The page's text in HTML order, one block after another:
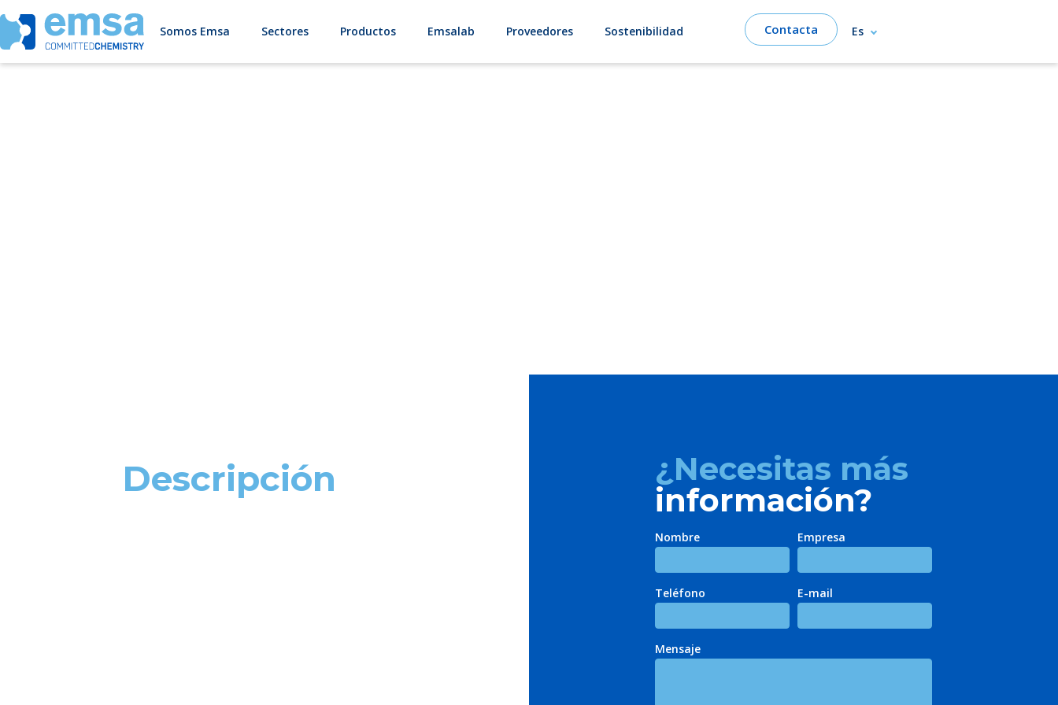
Somos Emsa Sectores Productos Emsalab Proveedores Sostenibilidad Contacta Es
Descripción
¿Necesitas más
información?
Nombre Empresa
Teléfono E-mail
Mensaje